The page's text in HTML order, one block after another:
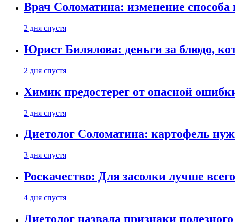
Врач Соломатина: изменение
2 дня спустя
Юрист Билялова: деньги за блюдо,
2 дня спустя
Химик предостерег от опасной
2 дня спустя
Диетолог Соломатина: картофель
3 дня спустя
Роскачество: Для засолки лучше
4 дня спустя
Диетолог назвала признаки